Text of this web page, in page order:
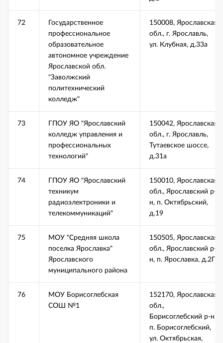
72
Государственное
профессиональное
образовательное
автономное учреждение
Ярославской обл.
"Заволжский
политехнический
колледж"
150008, Ярославская
обл., г. Ярославль,
ул. Клубная, д.33а
73
ГПОУ ЯО "Ярославский
колледж управления и
профессиональных
технологий"
150042, Ярославская
обл., г. Ярославль,
Тутаевское шоссе,
д.31а
74
ГПОУ ЯО "Ярославский
техникум
радиоэлектроники и
телекоммуникаций"
150010, Ярославская
обл., Ярославский р-
н, п. Октябрьский,
д.19
75
МОУ "Средняя школа
поселка Ярославка"
Ярославского
муниципального района
150505, Ярославская
обл., Ярославский р-
н, п. Ярославка, д.2Г
76
МОУ Борисоглебская
СОШ №1
152170, Ярославская
обл.,
Борисоглебский р-н,
п. Борисоглебский,
ул. Октябрьская,